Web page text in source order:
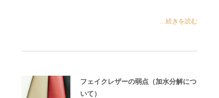
...続きを読む
フェイクレザーの弱点（加水分解につ
いて）